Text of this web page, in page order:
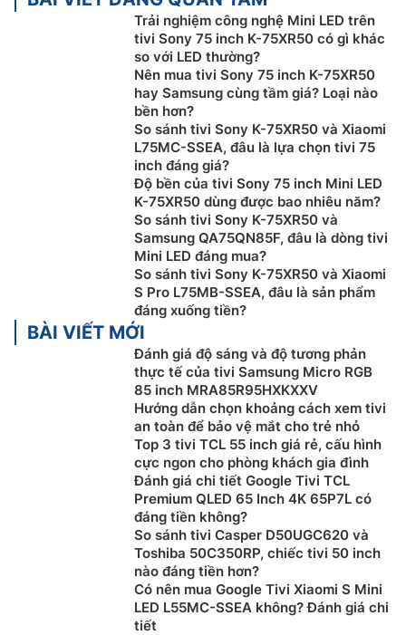
trên khắp các dịch vụ truyền hình trực tuyến, tập hợp
tại một nơi, sắp xếp theo chủ đề và thể loại dựa trên
nội dung bạn quan tâm.
Công nghệ hình ảnh trên google tivi Sony
4K K-75XR50
Sáng sủa, tuyệt đẹp và tràn đầy sức sống.Google tivi
4K K-75XR50 mang đến màu sắc rực rỡ và độ
tương phản chi tiết, tạo cảm giác sống động và hấp
dẫn cho từng khung hình, bất kể bạn xem nội dung gì.
Trải nghiệm công nghệ Mini LED trên
tivi Sony 75 inch K-75XR50 có gì khác
so với LED thường?
Nên mua tivi Sony 75 inch K-75XR50
hay Samsung cùng tầm giá? Loại nào
bền hơn?
So sánh tivi Sony K-75XR50 và Xiaomi
L75MC-SSEA, đâu là lựa chọn tivi 75
inch đáng giá?
Độ bền của tivi Sony 75 inch Mini LED
K-75XR50 dùng được bao nhiêu năm?
So sánh tivi Sony K-75XR50 và
Samsung QA75QN85F, đâu là dòng tivi
Mini LED đáng mua?
So sánh tivi Sony K-75XR50 và Xiaomi
S Pro L75MB-SSEA, đâu là sản phẩm
đáng xuống tiền?
BÀI VIẾT MỚI
Đánh giá độ sáng và độ tương phản
thực tế của tivi Samsung Micro RGB
85 inch MRA85R95HXKXXV
Hướng dẫn chọn khoảng cách xem tivi
an toàn để bảo vệ mắt cho trẻ nhỏ
Top 3 tivi TCL 55 inch giá rẻ, cấu hình
cực ngon cho phòng khách gia đình
Đánh giá chi tiết Google Tivi TCL
Premium QLED 65 Inch 4K 65P7L có
đáng tiền không?
So sánh tivi Casper D50UGC620 và
Toshiba 50C350RP, chiếc tivi 50 inch
nào đáng tiền hơn?
Có nên mua Google Tivi Xiaomi S Mini
LED L55MC-SSEA không? Đánh giá chi
tiết